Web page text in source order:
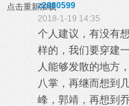
点击重新加载z2880599
2018-1-19 14:35
个人建议，有没有
样的，我们要穿建
人能够发散的地方
八掌，再继而想到
峰，郭靖，再想到